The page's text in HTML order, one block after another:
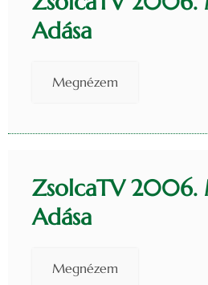
Adása
Megnézem
ZsolcaTV 2006.
Adása
Megnézem